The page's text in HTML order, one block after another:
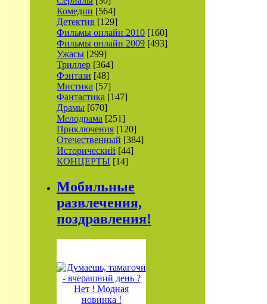
Комедии [564]
Детектив [129]
Фильмы онлайн 2010 [160]
Фильмы онлайн 2009 [493]
Ужасы [299]
Триллер [364]
Фэнтази [48]
Мистика [57]
Фантастика [147]
Драмы [670]
Мелодрама [251]
Приключения [120]
Отечественный [384]
Исторический [44]
КОНЦЕРТЫ [14]
Мобильные
развлечения,
поздравления!